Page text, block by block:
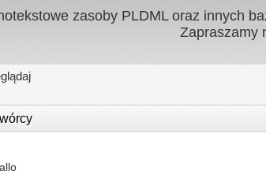
zasoby PLDML oraz innych
Zapraszamy